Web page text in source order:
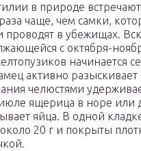
в природе
чаще, чем самки,
в убежищах.
с октября-
начинается
активно разыскивает
челюстями
ящерица в норе или
яйца. В одной
20 г и покрыты